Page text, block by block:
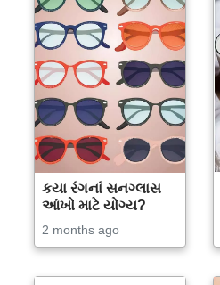
કયા રંગનાં સનગ્લાસ
આંખો માટે યોગ્ય?
2 months ago